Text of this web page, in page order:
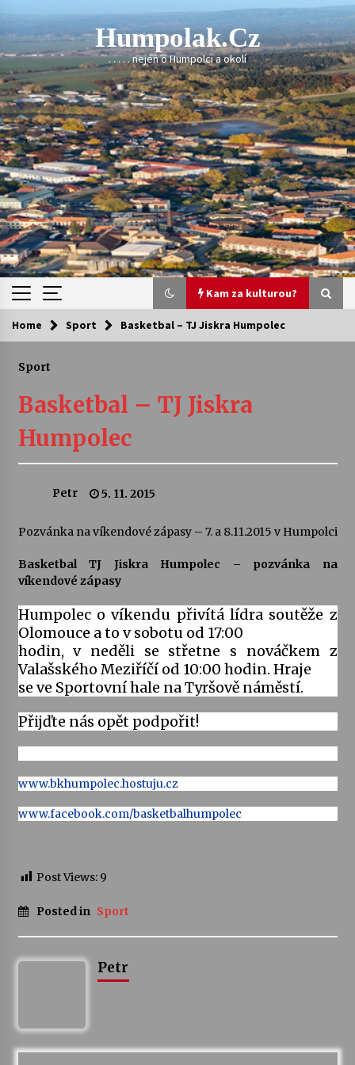
content
Humpolak.cz
. . . . . nejen o Humpolci a okolí
Kam za kulturou?
Kam za kulturou?
Sukuba Ensemble
4. 8. 2026
kapkou
Veselí muzikanti
šedesátka: 28. 7.–1. 8. 2026
28. 7. 2026
Letní koncerty ve Stromovce: Kolchoz a
Jenakaši
28. 7. 2026
23. 7. 2026
Letní koncerty ve Stromovce: Rufus Miller
17. 7. 2026
14. 7. 2026
Home Sport Basketbal – TJ Jiskra Humpolec
Sport
Basketbal – TJ Jiskra
Humpolec
Petr 5. 11. 2015
Pozvánka na víkendové zápasy – 7. a 8.11.2015 v Humpolci
Basketbal TJ Jiskra Humpolec – pozvánka na
víkendové zápasy
Humpolec o víkendu přivítá lídra soutěže z
Olomouce a to v sobotu od 17:00
hodin, v neděli se střetne s nováčkem z
Valašského Meziříčí od 10:00 hodin. Hraje
se ve Sportovní hale na Tyršově náměstí.
Přijďte nás opět podpořit!
www.bkhumpolec.hostuju.cz
www.facebook.com/basketbalhumpolec
Post Views: 9
Posted in Sport
Petr